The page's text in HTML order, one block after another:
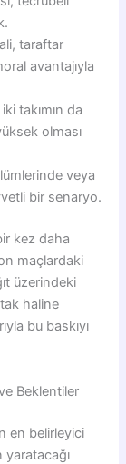
taraftar
avantajıyla
takımın da
olması
veya
bir senaryo.
kez daha
maçlardaki
üzerindeki
haline
bu baskıyı
Beklentiler
en belirleyici
yaratacağı